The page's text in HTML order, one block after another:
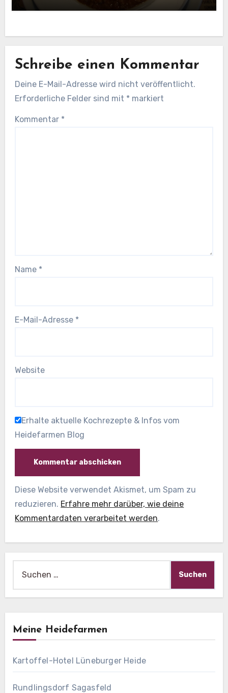
Schreibe einen Kommentar
Deine E-Mail-Adresse wird nicht veröffentlicht.
Erforderliche Felder sind mit * markiert
Kommentar *
Name *
E-Mail-Adresse *
Website
Erhalte aktuelle Kochrezepte & Infos vom
Heidefarmen Blog
Diese Website verwendet Akismet, um Spam zu
reduzieren. Erfahre mehr darüber, wie deine
Kommentardaten verarbeitet werden.
nach:
Meine Heidefarmen
Kartoffel-Hotel Lüneburger Heide
Rundlingsdorf Sagasfeld